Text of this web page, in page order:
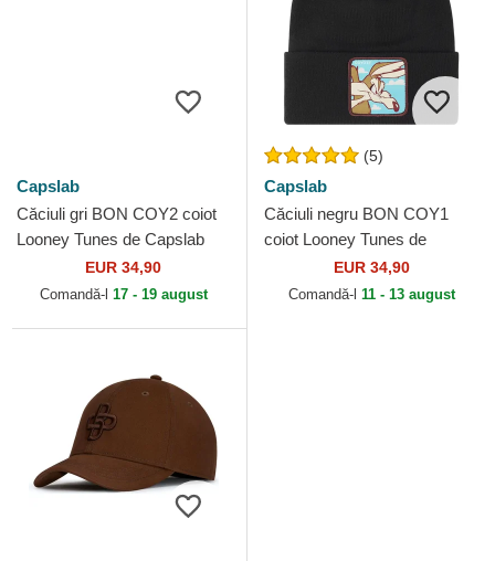
Capslab
Căciuli gri BON COY2 coiot
Looney Tunes de Capslab
EUR 34,90
Comandă-l 17 - 19 august
(5)
Capslab
Căciuli negru BON COY1
coiot Looney Tunes de
EUR 34,90
Comandă-l 11 - 13 august